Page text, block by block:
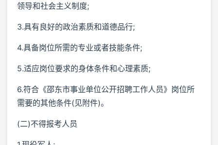
领导和社会主义制度;
3.具有良好的政治素质和道德品行;
4.具备岗位所需的专业或者技能条件;
5.适应岗位要求的身体条件和心理素质;
6.符合《邵东市事业单位公开招聘工作人员》岗位所
需要的其他条件(见附件)。
(二)不得报考人员